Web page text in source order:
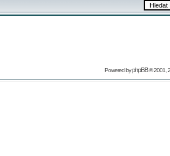
Powered byphpBB© 2001,